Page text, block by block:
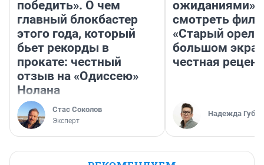
победить». О чем
главный блокбастер
этого года, который
бьет рекорды в
прокате: честный
отзыв на «Одиссею»
Нолана
Стас Соколов
Эксперт
ожиданиями»:
смотреть
«Старый орел»
большом
честная
Надежда